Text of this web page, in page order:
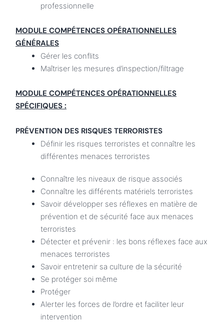
professionnelle
MODULE COMPÉTENCES OPÉRATIONNELLES
GÉNÉRALES
Gérer les conflits
Maîtriser les mesures d’inspection/filtrage
MODULE COMPÉTENCES OPÉRATIONNELLES
SPÉCIFIQUES :
PRÉVENTION DES RISQUES TERRORISTES
Définir les risques terroristes et connaître les
différentes menaces terroristes
Connaître les niveaux de risque associés
Connaître les différents matériels terroristes
Savoir développer ses réflexes en matière de
prévention et de sécurité face aux menaces
terroristes
Détecter et prévenir : les bons réflexes face aux
menaces terroristes
Savoir entretenir sa culture de la sécurité
Se protéger soi même
Protéger
Alerter les forces de l’ordre et faciliter leur
intervention